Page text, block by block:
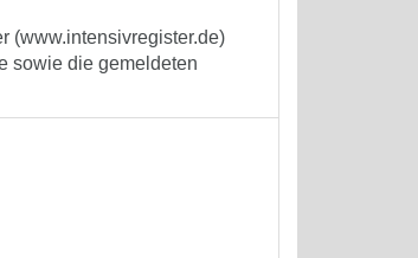
(www.intensivregister.de)
sowie die gemeldeten